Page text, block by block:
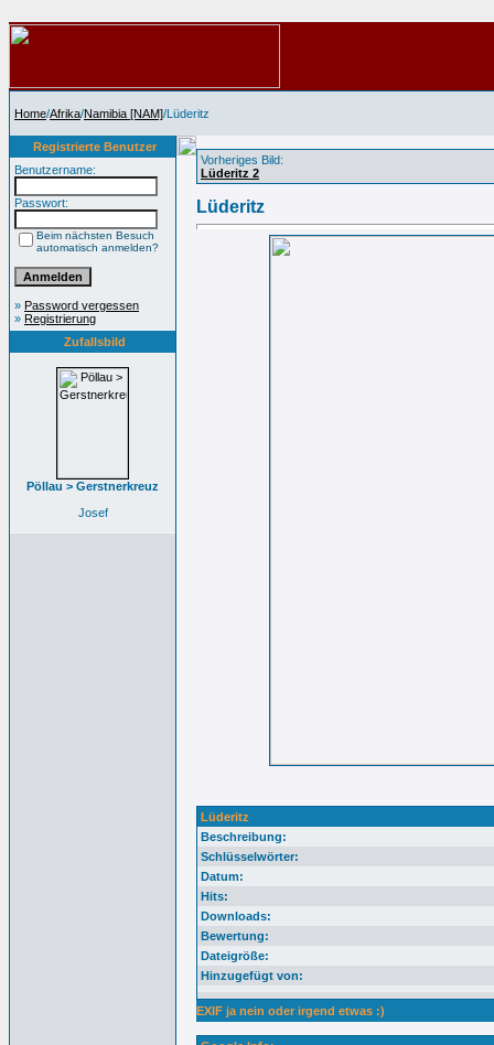
Home/Afrika/Namibia [NAM]/Lüderitz
Registrierte Benutzer
Benutzername:
Passwort:
Beim nächsten Besuch
automatisch anmelden?
» Password vergessen
» Registrierung
Zufallsbild
Pöllau > Gerstnerkreuz
Josef
Vorheriges Bild:
Lüderitz 2
Lüderitz
Lüderitz
Beschreibung:
Schlüsselwörter:
Datum:
Hits:
Downloads:
Bewertung:
Dateigröße:
Hinzugefügt von:
EXIF ja nein oder irgend etwas :)